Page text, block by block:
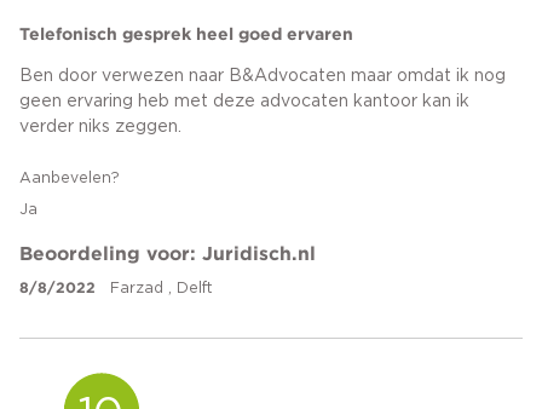
Telefonisch gesprek heel goed ervaren
Ben door verwezen naar B&Advocaten maar omdat ik nog
geen ervaring heb met deze advocaten kantoor kan ik
verder niks zeggen.
Aanbevelen?
Ja
Beoordeling voor: Juridisch.nl
8/8/2022 Farzad , Delft